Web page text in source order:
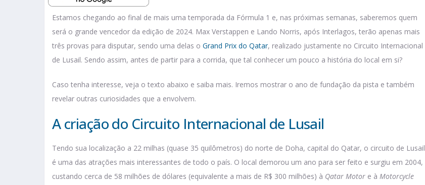
Estamos chegando ao final de mais uma temporada da Fórmula 1 e, nas próximas semanas, saberemos quem
será o grande vencedor da edição de 2024. Max Verstappen e Lando Norris, após Interlagos, terão apenas mais
três provas para disputar, sendo uma delas o Grand Prix do Qatar, realizado justamente no Circuito Internacional
de Lusail. Sendo assim, antes de partir para a corrida, que tal conhecer um pouco a história do local em si?
Caso tenha interesse, veja o texto abaixo e saiba mais. Iremos mostrar o ano de fundação da pista e também
revelar outras curiosidades que a envolvem.
A criação do Circuito Internacional de Lusail
Tendo sua localização a 22 milhas (quase 35 quilômetros) do norte de Doha, capital do Qatar, o circuito de Lusail
é uma das atrações mais interessantes de todo o país. O local demorou um ano para ser feito e surgiu em 2004,
custando cerca de 58 milhões de dólares (equivalente a mais de R$ 300 milhões) à Qatar Motor e à Motorcycle